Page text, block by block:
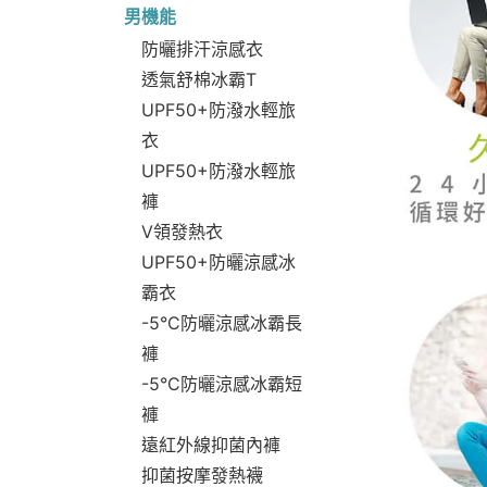
男機能
防曬排汗涼感衣
透氣舒棉冰霸T
UPF50+防潑水輕旅
衣
UPF50+防潑水輕旅
褲
V領發熱衣
UPF50+防曬涼感冰
霸衣
-5°C防曬涼感冰霸長
褲
-5°C防曬涼感冰霸短
褲
遠紅外線抑菌內褲
抑菌按摩發熱襪